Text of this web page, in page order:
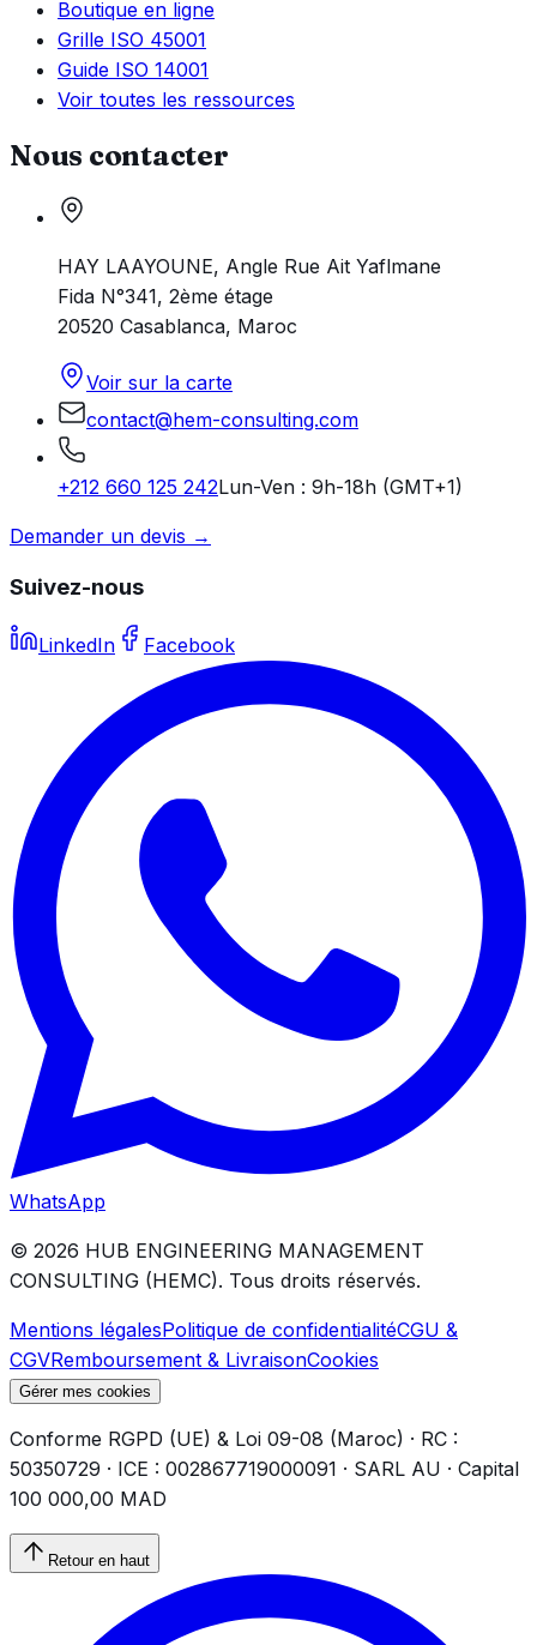
Boutique en ligne
Grille ISO 45001
Guide ISO 14001
Voir toutes les ressources
Nous contacter
HAY LAAYOUNE, Angle Rue Ait Yaflmane
Fida N°341, 2ème étage
20520 Casablanca, Maroc
Voir sur la carte
contact@hem-consulting.com
+212 660 125 242Lun-Ven : 9h-18h (GMT+1)
Demander un devis →
Suivez-nous
LinkedIn Facebook
WhatsApp
© 2026 HUB ENGINEERING MANAGEMENT
CONSULTING (HEMC). Tous droits réservés.
Mentions légalesPolitique de confidentialitéCGU &
CGVRemboursement & LivraisonCookies
Gérer mes cookies
Conforme RGPD (UE) & Loi 09-08 (Maroc) · RC :
50350729 · ICE : 002867719000091 · SARL AU · Capital
100 000,00 MAD
Retour en haut